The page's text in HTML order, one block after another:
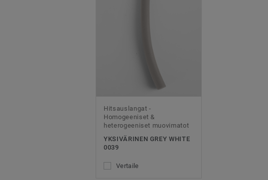
Hitsauslangat -
Homogeeniset &
heterogeeniset muovimatot
YKSIVÄRINEN GREY WHITE
0039
Vertaile